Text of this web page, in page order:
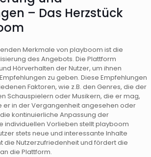
– Das Herzstück
Merkmale von playboom ist die
des Angebots. Die Plattform
Hörverhalten der Nutzer, um ihnen
zu geben. Diese Empfehlungen
Faktoren, wie z.B. den Genres, die der
Schauspielern oder Musikern, die er mag,
er in der Vergangenheit angesehen oder
kontinuierliche Anpassung der
individuellen Vorlieben stellt playboom
stets neue und interessante Inhalte
die Nutzerzufriedenheit und fördert die
die Plattform.